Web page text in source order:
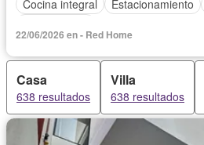
Cocina integral
Estacionamiento
22/06/2026 en - Red Home
Casa
638 resultados
Villa
638 resultados